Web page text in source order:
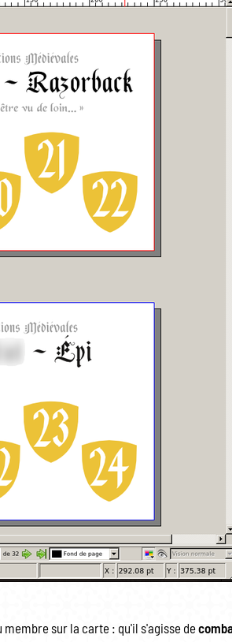
sur la carte : qu'il s'agisse de